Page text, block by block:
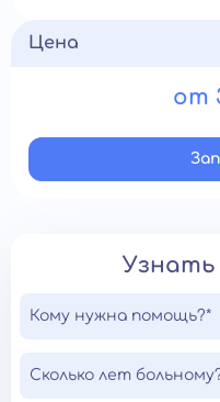
Цена
от
Кому нужна помощь?*
Сколько лет